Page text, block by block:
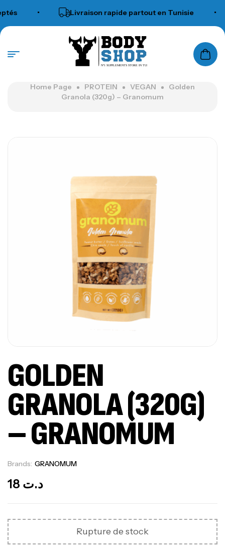
Livraison rapide partout en Tunisie
N°1 SUPPLEMENTS STORE IN TUNISIA
Home Page PROTEIN VEGAN
Golden
Granola (320g) – Granomum
GOLDEN
GRANOLA (320G)
– GRANOMUM
Brands: GRANOMUM
د.ت
Rupture de stock